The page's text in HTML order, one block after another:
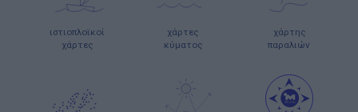
ιστιοπλοϊκοί
χάρτες
χάρτες
κύματος
χάρτης
παραλιών